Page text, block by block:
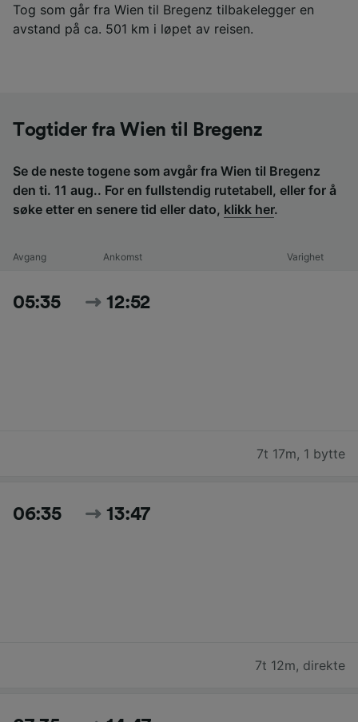
Tog som går fra Wien til Bregenz tilbakelegger en
avstand på ca. 501 km i løpet av reisen.
Togtider fra Wien til Bregenz
Se de neste togene som avgår fra Wien til Bregenz
den ti. 11 aug.. For en fullstendig rutetabell, eller for å
søke etter en senere tid eller dato, klikk her.
Avgang Ankomst Varighet
05:35 12:52
7t 17m, 1 bytte
06:35 13:47
7t 12m, direkte